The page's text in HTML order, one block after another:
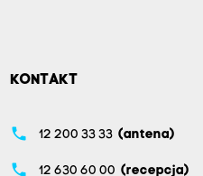
KONTAKT
phone 12 200 33 33 (antena)
phone 12 630 60 00 (recepcja)